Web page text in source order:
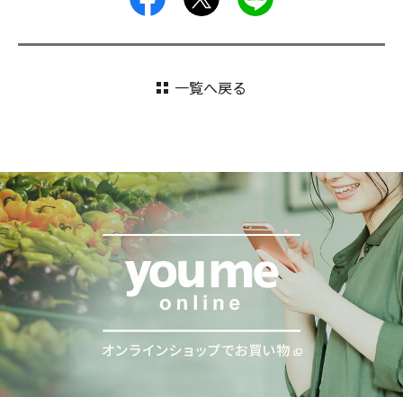
一覧へ戻る